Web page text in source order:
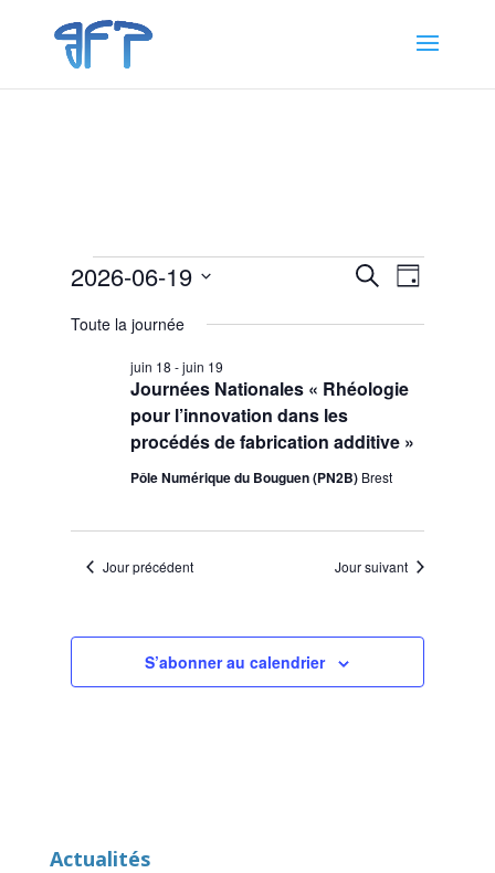
Évènements
19
2026
Recherche
navigation
vues
Recherche
de
vues
Jour
2026-06-19
une
Toute la journée
Journées Nationales « Rhéologie
pour l’innovation dans les
procédés de fabrication additive »
juin 18 -juin 19
Pôle Numérique du Bouguen (PN2B) Brest
Jour précédent Jour suivant
S’abonner au calendrier
Actualités